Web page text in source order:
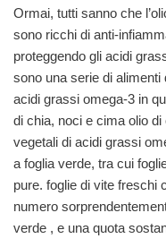
Ormai, tutti sanno che
sono ricchi di anti-
proteggendo gli acidi
sono una serie di
acidi grassi omega-3 in
di chia, noci e cima olio di
vegetali di acidi grassi
a foglia verde, tra cui
pure. foglie di vite freschi
numero
verde , e una quota